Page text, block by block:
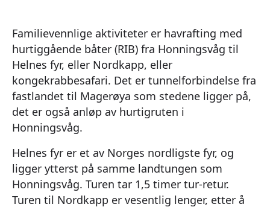
Familievennlige aktiviteter er havrafting med
hurtiggående båter (RIB) fra Honningsvåg til
Helnes fyr, eller Nordkapp, eller
kongekrabbesafari. Det er tunnelforbindelse fra
fastlandet til Magerøya som stedene ligger på,
det er også anløp av hurtigruten i
Honningsvåg.
Helnes fyr er et av Norges nordligste fyr, og
ligger ytterst på samme landtungen som
Honningsvåg. Turen tar 1,5 timer tur-retur.
Turen til Nordkapp er vesentlig lenger, etter å